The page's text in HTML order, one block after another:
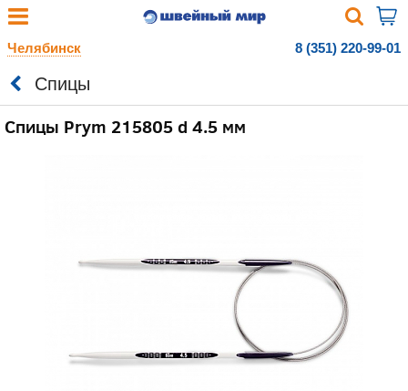
Челябинск 8 (351) 220-99-01
Спицы
Спицы Prym 215805 d 4.5 мм